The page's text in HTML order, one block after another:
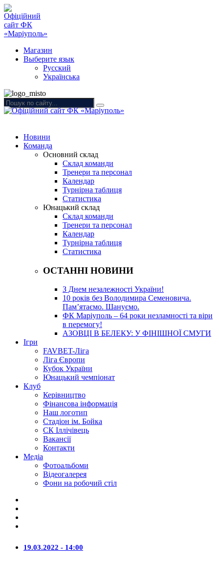
Магазин
Выберите язык
Русский
Українська
Новини
Команда
Основний склад
Склад команди
Тренери та персонал
Календар
Турнірна таблиця
Статистика
Юнацький склад
Склад команди
Тренери та персонал
Календар
Турнірна таблиця
Статистика
ОСТАННІ НОВИНИ
З Днем незалежності України!
10 років без Володимира Семеновича.
Пам’ятаємо. Шануємо.
ФК Маріуполь – 64 роки незламності та віри
в перемогу!
АЗОВЦІ В БЕЛЕКУ: У ФІНІШНОЇ СМУГИ
Ігри
FAVBET-Ліга
Ліга Європи
Кубок України
Юнацький чемпіонат
Клуб
Керівництво
Фінансова інформація
Наш логотип
Стадіон ім. Бойка
СК Іллічівець
Вакансії
Контакти
Медіа
Фотоальбоми
Відеогалерея
Фони на робочий стіл
19.03.2022 - 14:00